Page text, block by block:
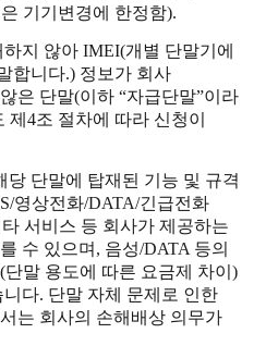
기기변경에 한정함).
지 않아 IMEI(개별 단말기에
합니다.) 정보가 회사
은 단말(이하 “자급단말”이라
4조 절차에 따라 신청이
단말에 탑재된 기능 및 규격
영상전화/DATA/긴급전화
서비스 등 회사가 제공하는
수 있으며, 음성/DATA 등의
말 용도에 따른 요금제 차이)
다. 단말 자체 문제로 인한
는 회사의 손해배상 의무가